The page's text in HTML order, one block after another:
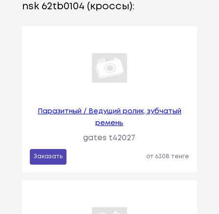
nsk 62tb0104 (кроссы):
Паразитный / Ведущий ролик, зубчатый
ремень
gates t42027
Заказать от 6308 тенге